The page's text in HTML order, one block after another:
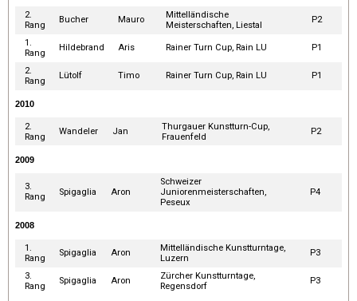
2.
Rang
Bucher Mauro
Mittelländische
Meisterschaften, Liestal
P2
1.
Rang
Hildebrand Aris Rainer Turn Cup, Rain LU P1
2.
Rang
Lütolf Timo Rainer Turn Cup, Rain LU P1
2010
2.
Rang
Wandeler Jan
Thurgauer Kunstturn-Cup,
Frauenfeld
P2
2009
3.
Rang
Spigaglia Aron
Schweizer
Juniorenmeisterschaften,
Peseux
P4
2008
1.
Rang
Spigaglia Aron
Mittelländische Kunstturntage,
Luzern
P3
3.
Rang
Spigaglia Aron
Zürcher Kunstturntage,
Regensdorf
P3